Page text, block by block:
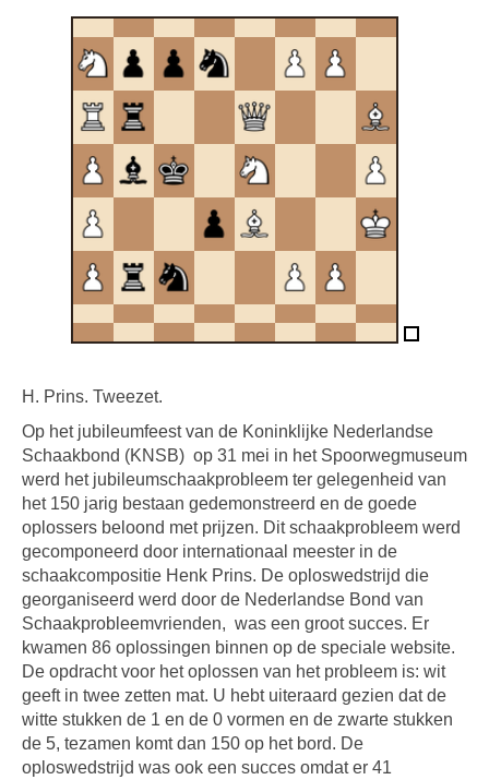
H. Prins. Tweezet.
Op het jubileumfeest van de Koninklijke Nederlandse
Schaakbond (KNSB) op 31 mei in het Spoorwegmuseum
werd het jubileumschaakprobleem ter gelegenheid van
het 150 jarig bestaan gedemonstreerd en de goede
oplossers beloond met prijzen. Dit schaakprobleem werd
gecomponeerd door internationaal meester in de
schaakcompositie Henk Prins. De oploswedstrijd die
georganiseerd werd door de Nederlandse Bond van
Schaakprobleemvrienden, was een groot succes. Er
kwamen 86 oplossingen binnen op de speciale website.
De opdracht voor het oplossen van het probleem is: wit
geeft in twee zetten mat. U hebt uiteraard gezien dat de
witte stukken de 1 en de 0 vormen en de zwarte stukken
de 5, tezamen komt dan 150 op het bord. De
oploswedstrijd was ook een succes omdat er 41